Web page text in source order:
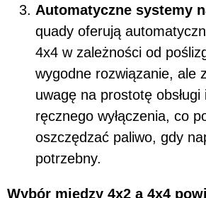
Automatyczne systemy
quady oferują
4x4 w zależności od
wygodne rozwiązanie, ale
uwagę na prostotę
ręcznego wyłączenia, co
oszczędzać paliwo, gdy
potrzebny.
Wybór między 4x2 a 4x4